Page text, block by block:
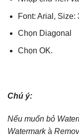
Font: Arial,
Chọn Diagonal
Chọn OK.
Chú ý:
Nếu muốn bỏ
Watermarkà R